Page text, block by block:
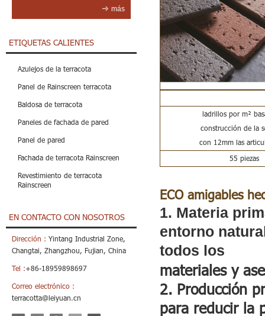
más
ETIQUETAS CALIENTES
Azulejos de la terracota
Panel de Rainscreen terracota
Baldosa de terracota
Paneles de fachada de pared
Panel de pared
Fachada de terracota Rainscreen
Revestimiento de terracota
Rainscreen
EN CONTACTO CON NOSOTROS
Dirección : Yintang Industrial Zone,
Changtai, Zhangzhou, Fujian, China
Tel :+86-18959898697
Correo electrónico :
terracotta@leiyuan.cn
ladrillos por m²
construcción de la
con 12mm las
55 piezas
ECO amigables
1. Materia
entorno
todos los
materiales y
2. Producción
para reducir la